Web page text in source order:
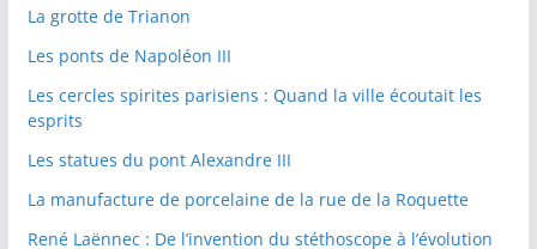
La grotte de Trianon
Les ponts de Napoléon III
Les cercles spirites parisiens : Quand la ville écoutait les
esprits
Les statues du pont Alexandre III
La manufacture de porcelaine de la rue de la Roquette
René Laënnec : De l’invention du stéthoscope à l’évolution